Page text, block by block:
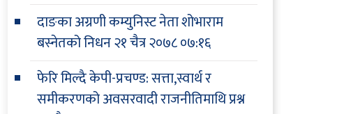
दाङका अग्रणी कम्युनिस्ट नेता शोभाराम
बस्नेतको निधन२१ चैत्र २०७८ ०७:१६
फेरि मिल्दै केपी-प्रचण्ड: सत्ता,स्वार्थ र
समीकरणको अवसरवादी राजनीतिमाथि प्रश्न